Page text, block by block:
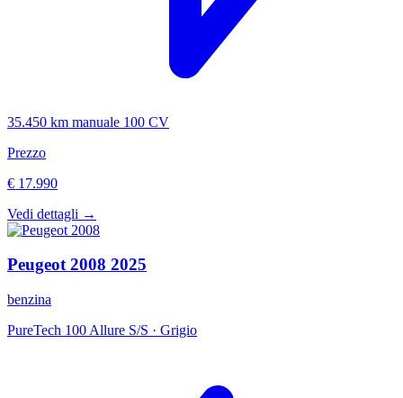
35.450 km manuale 100 CV
Prezzo
€ 17.990
Vedi dettagli →
Peugeot2008 2025
benzina
PureTech 100 Allure S/S · Grigio